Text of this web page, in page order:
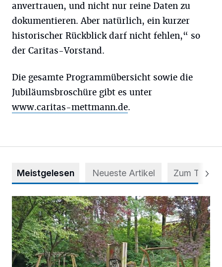
anvertrauen, und nicht nur reine Daten zu
dokumentieren. Aber natürlich, ein kurzer
historischer Rückblick darf nicht fehlen,“ so
der Caritas-Vorstand.
Die gesamte Programmübersicht sowie die
Jubiläumsbroschüre gibt es unter
www.caritas-mettmann.de.
Meistgelesen Neueste Artikel Zum Thema
Spielplatz im Stadtwald wird aufgewertet